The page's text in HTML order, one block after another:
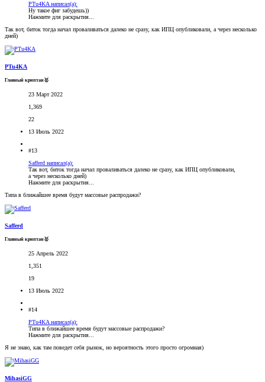
PTu4KA написал(а):
Ну такое фиг забудешь))
Нажмите для раскрытия...
Так вот, биток тогда начал проваливаться далеко не сразу, как ИПЦ опубликовали, а через несколько
дней)
PTu4KA
Главный криптан🥇
23 Март 2022
1,369
22
13 Июль 2022
#13
Safferd написал(а):
Так вот, биток тогда начал проваливаться далеко не сразу, как ИПЦ опубликовали,
а через несколько дней)
Нажмите для раскрытия...
Типа в ближайшее время будут массовые распродажи?
Safferd
Главный криптан🥇
25 Апрель 2022
1,351
19
13 Июль 2022
#14
PTu4KA написал(а):
Типа в ближайшее время будут массовые распродажи?
Нажмите для раскрытия...
Я не знаю, как там поведет себя рынок, но вероятность этого просто огромная)
MihasiGG